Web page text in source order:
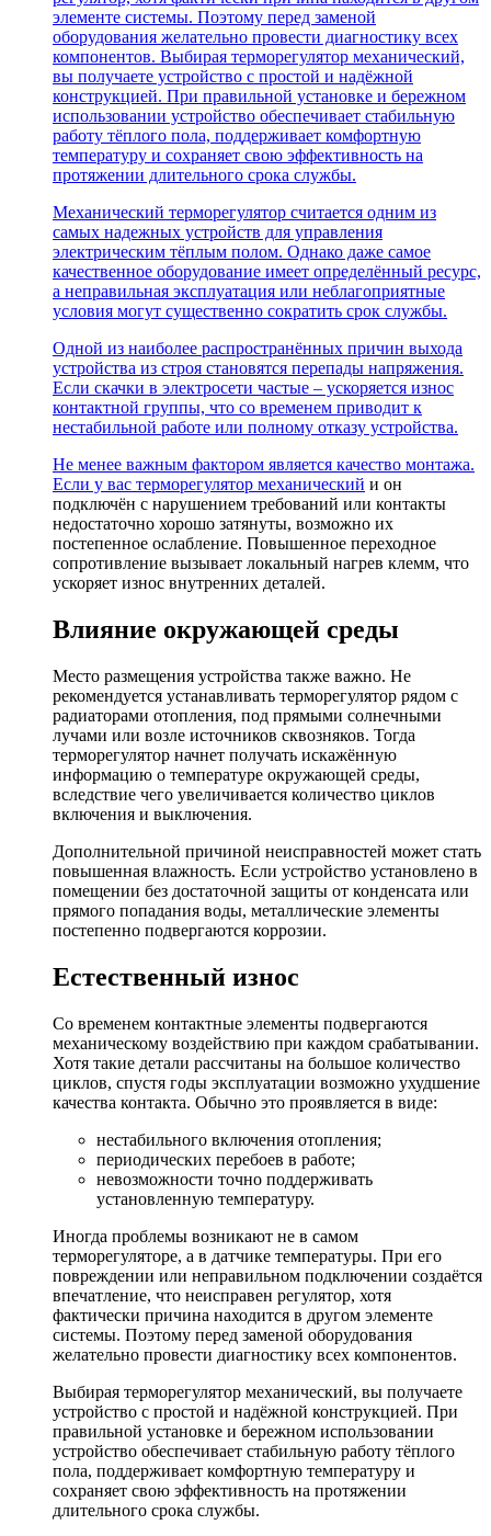
элементе системы. Поэтому перед заменой
оборудования желательно провести диагностику всех
компонентов. Выбирая терморегулятор механический,
вы получаете устройство с простой и надёжной
конструкцией. При правильной установке и бережном
использовании устройство обеспечивает стабильную
работу тёплого пола, поддерживает комфортную
температуру и сохраняет свою эффективность на
протяжении длительного срока службы.
Механический терморегулятор считается одним из
самых надежных устройств для управления
электрическим тёплым полом. Однако даже самое
качественное оборудование имеет определённый ресурс,
а неправильная эксплуатация или неблагоприятные
условия могут существенно сократить срок службы.
Одной из наиболее распространённых причин выхода
устройства из строя становятся перепады напряжения.
Если скачки в электросети частые – ускоряется износ
контактной группы, что со временем приводит к
нестабильной работе или полному отказу устройства.
Не менее важным фактором является качество монтажа.
Если у вас терморегулятор механический и он
подключён с нарушением требований или контакты
недостаточно хорошо затянуты, возможно их
постепенное ослабление. Повышенное переходное
сопротивление вызывает локальный нагрев клемм, что
ускоряет износ внутренних деталей.
Влияние окружающей среды
Место размещения устройства также важно. Не
рекомендуется устанавливать терморегулятор рядом с
радиаторами отопления, под прямыми солнечными
лучами или возле источников сквозняков. Тогда
терморегулятор начнет получать искажённую
информацию о температуре окружающей среды,
вследствие чего увеличивается количество циклов
включения и выключения.
Дополнительной причиной неисправностей может стать
повышенная влажность. Если устройство установлено в
помещении без достаточной защиты от конденсата или
прямого попадания воды, металлические элементы
постепенно подвергаются коррозии.
Естественный износ
Со временем контактные элементы подвергаются
механическому воздействию при каждом срабатывании.
Хотя такие детали рассчитаны на большое количество
циклов, спустя годы эксплуатации возможно ухудшение
качества контакта. Обычно это проявляется в виде:
нестабильного включения отопления;
периодических перебоев в работе;
невозможности точно поддерживать
установленную температуру.
Иногда проблемы возникают не в самом
терморегуляторе, а в датчике температуры. При его
повреждении или неправильном подключении создаётся
впечатление, что неисправен регулятор, хотя
фактически причина находится в другом элементе
системы. Поэтому перед заменой оборудования
желательно провести диагностику всех компонентов.
Выбирая терморегулятор механический, вы получаете
устройство с простой и надёжной конструкцией. При
правильной установке и бережном использовании
устройство обеспечивает стабильную работу тёплого
пола, поддерживает комфортную температуру и
сохраняет свою эффективность на протяжении
длительного срока службы.